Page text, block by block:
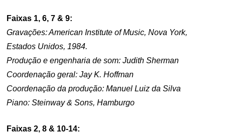
Faixas 1, 6, 7 & 9:
Gravações: American Institute of Music, Nova York,
Estados Unidos, 1984.
Produção e engenharia de som: Judith Sherman
Coordenação geral: Jay K. Hoffman
Coordenação da produção: Manuel Luiz da Silva
Piano: Steinway & Sons, Hamburgo
Faixas 2, 8 & 10-14: